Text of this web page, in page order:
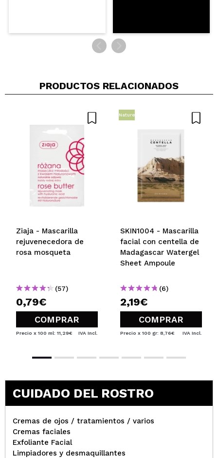
PRODUCTOS RELACIONADOS
Ziaja - Mascarilla
rejuvenecedora de
rosa mosqueta
(57)
0,79€
COMPRAR
Precio x 100 ml: 11,29€ IVA Incl.
Nature
SKIN1004 - Mascarilla
facial con centella de
Madagascar Watergel
Sheet Ampoule
(6)
2,19€
COMPRAR
Precio x 100 gr: 8,76€ IVA Incl.
CUIDADO DEL ROSTRO
Cremas de ojos / tratamientos / varios
Cremas faciales
Exfoliante Facial
Limpiadores y desmaquillantes